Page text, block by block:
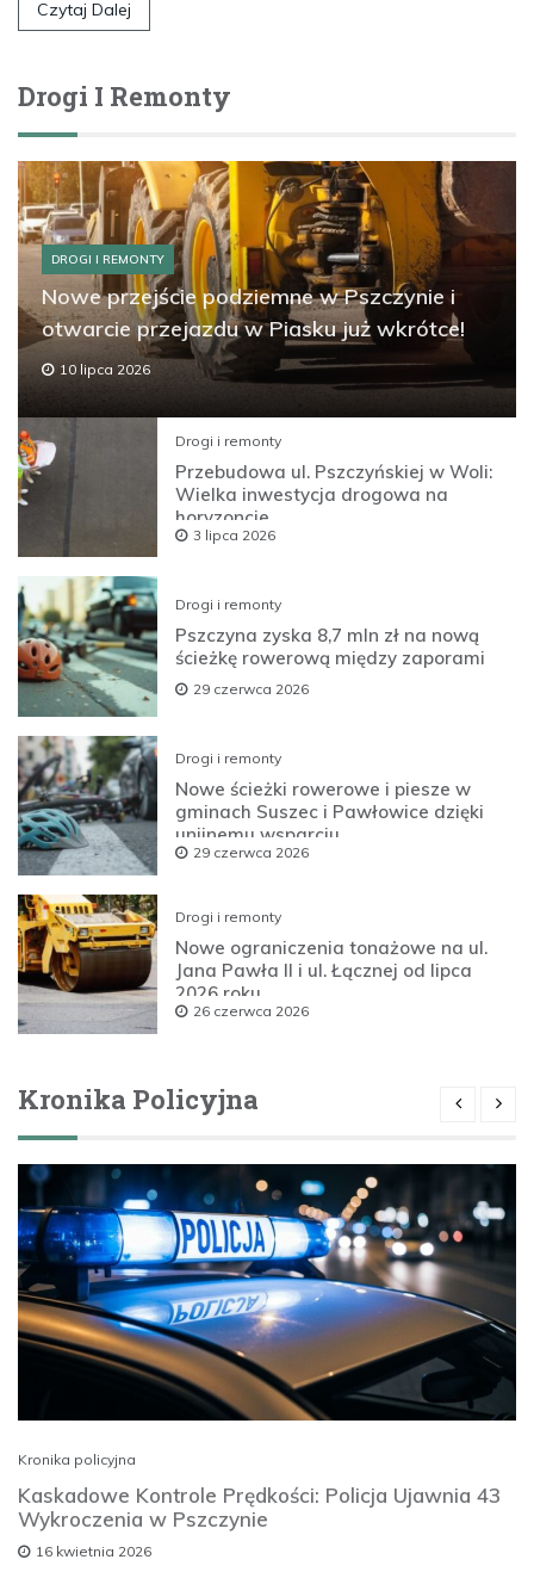
Czytaj Dalej
Drogi I Remonty
DROGI I REMONTY
Nowe przejście podziemne w Pszczynie i
otwarcie przejazdu w Piasku już wkrótce!
10 lipca 2026
Drogi i remonty
Przebudowa ul. Pszczyńskiej w Woli:
Wielka inwestycja drogowa na
horyzoncie
3 lipca 2026
Drogi i remonty
Pszczyna zyska 8,7 mln zł na nową
ścieżkę rowerową między zaporami
29 czerwca 2026
Drogi i remonty
Nowe ścieżki rowerowe i piesze w
gminach Suszec i Pawłowice dzięki
unijnemu wsparciu
29 czerwca 2026
Drogi i remonty
Nowe ograniczenia tonażowe na ul.
Jana Pawła II i ul. Łącznej od lipca
2026 roku
26 czerwca 2026
Kronika Policyjna
Kronika policyjna
Kaskadowe Kontrole Prędkości: Policja Ujawnia 43
Wykroczenia w Pszczynie
16 kwietnia 2026